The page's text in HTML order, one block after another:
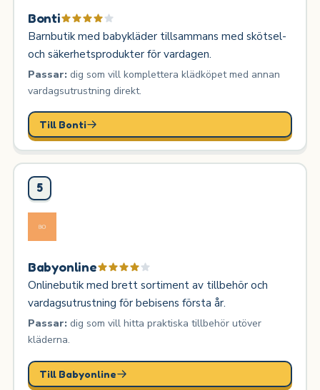
Bonti
Barnbutik med babykläder tillsammans med skötsel-
och säkerhetsprodukter för vardagen.
Passar:dig som vill komplettera klädköpet med annan
vardagsutrustning direkt.
Till Bonti
5
Babyonline
Onlinebutik med brett sortiment av tillbehör och
vardagsutrustning för bebisens första år.
Passar:dig som vill hitta praktiska tillbehör utöver
kläderna.
Till Babyonline